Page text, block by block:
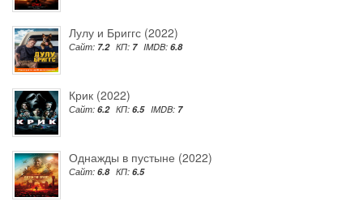
Лулу и Бриггс (2022)
Сайт: 7.2 КП: 7 IMDB: 6.8
Крик (2022)
Сайт: 6.2 КП: 6.5 IMDB: 7
Однажды в пустыне (2022)
Сайт: 6.8 КП: 6.5